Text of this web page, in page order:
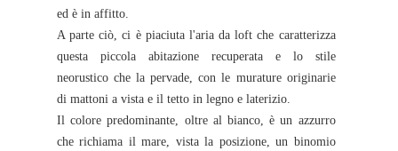
ed è in affitto.
A parte ciò, ci è piaciuta l'aria da loft che caratterizza
questa piccola abitazione recuperata e lo stile
neorustico che la pervade, con le murature originarie
di mattoni a vista e il tetto in legno e laterizio.
Il colore predominante, oltre al bianco, è un azzurro
che richiama il mare, vista la posizione, un binomio